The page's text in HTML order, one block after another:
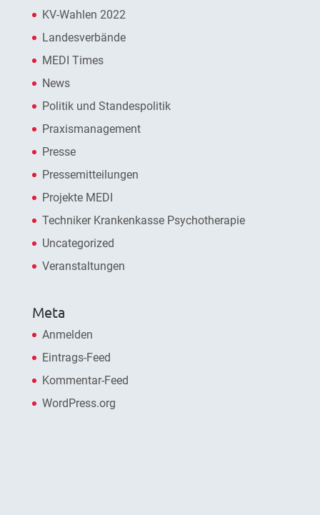
KV-Wahlen 2022
Landesverbände
MEDI Times
News
Politik und Standespolitik
Praxismanagement
Presse
Pressemitteilungen
Projekte MEDI
Techniker Krankenkasse Psychotherapie
Uncategorized
Veranstaltungen
Meta
Anmelden
Eintrags-Feed
Kommentar-Feed
WordPress.org